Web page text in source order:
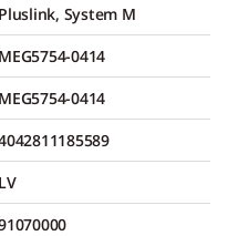
Pluslink, System M
MEG5754-0414
MEG5754-0414
LV